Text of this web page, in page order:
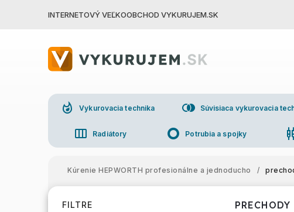
INTERNETOVÝ VEĽKOOBCHOD VYKURUJEM.SK
whatshot Vykurovacia technika join_right Súvisiaca vykurovacia
view_week Radiátory trip_origin Potrubia a spojky
Kúrenie HEPWORTH profesionálne a jednoducho
/
FILTRE